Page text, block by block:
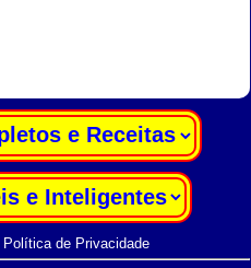
Política de Privacidade